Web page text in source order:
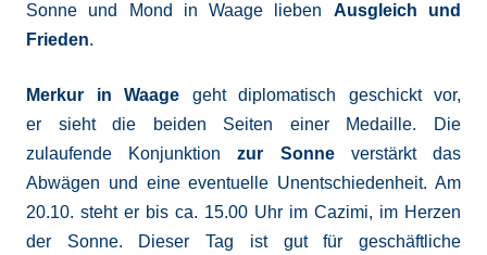
Sonne und Mond in Waage lieben Ausgleich und
Frieden.
Merkur in Waage geht diplomatisch geschickt vor,
er sieht die beiden Seiten einer Medaille. Die
zulaufende Konjunktionzur Sonneverstärkt das
Abwägen und eine eventuelle Unentschiedenheit. Am
20.10. steht er bis ca. 15.00 Uhr im Cazimi, im Herzen
der Sonne. Dieser Tag ist gut für geschäftliche